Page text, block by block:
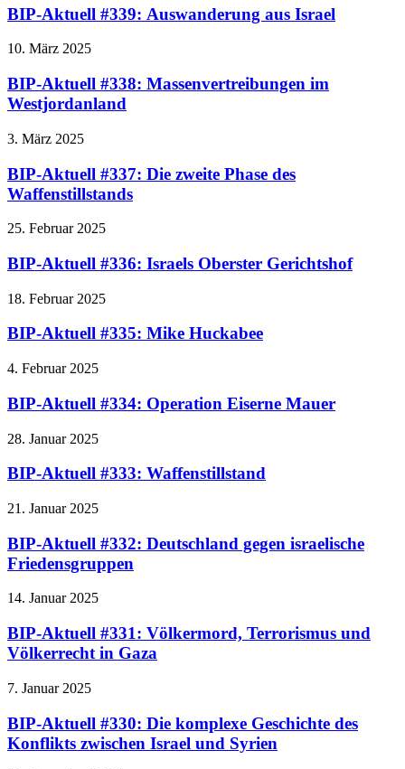
BIP-Aktuell #339: Auswanderung aus Israel
10. März 2025
BIP-Aktuell #338: Massenvertreibungen im
Westjordanland
3. März 2025
BIP-Aktuell #337: Die zweite Phase des
Waffenstillstands
25. Februar 2025
BIP-Aktuell #336: Israels Oberster Gerichtshof
18. Februar 2025
BIP-Aktuell #335: Mike Huckabee
4. Februar 2025
BIP-Aktuell #334: Operation Eiserne Mauer
28. Januar 2025
BIP-Aktuell #333: Waffenstillstand
21. Januar 2025
BIP-Aktuell #332: Deutschland gegen israelische
Friedensgruppen
14. Januar 2025
BIP-Aktuell #331: Völkermord, Terrorismus und
Völkerrecht in Gaza
7. Januar 2025
BIP-Aktuell #330: Die komplexe Geschichte des
Konflikts zwischen Israel und Syrien